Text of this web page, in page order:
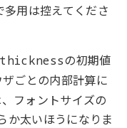
用は控えてくださ
の初期値
ごとの内部計算に
フォントサイズの
か太いほうになりま